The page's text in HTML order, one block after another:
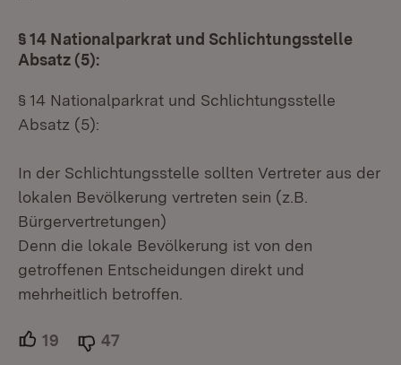
§ 14 Nationalparkrat und Schlichtungsstelle
Absatz (5):
§ 14 Nationalparkrat und Schlichtungsstelle
Absatz (5):
In der Schlichtungsstelle sollten Vertreter aus der
lokalen Bevölkerung vertreten sein (z.B.
Bürgervertretungen)
Denn die lokale Bevölkerung ist von den
getroffenen Entscheidungen direkt und
mehrheitlich betroffen.
19 Unterstützer.
47